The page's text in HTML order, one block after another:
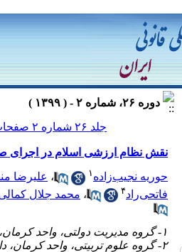
دوره ۲۶، شماره ۲ - ( ۱۳۹۹ )
جلد ۲۶ شماره ۲ صفحات ۱۵۷-۱۴۹
نقش نظام ارزشی اسلام در اجرای
حوریه نجیب‌زاده ۱ ، علیرضا
فاتحی‌راد۴ ، محمد جلال
۱- گروه مدیریت دولتی، واحد کرمان، دانشگاه آزاد اسلامی، کرمان، ایران
۲- گروه علوم تربیتی، واحد کرمان، دانشگاه آزاد اسلامی، کرمان، ایران